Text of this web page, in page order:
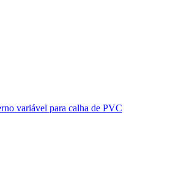
variável para calha de PVC